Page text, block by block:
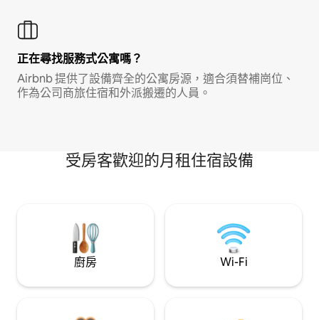
正在尋找服務式公寓嗎？
Airbnb 提供了設備齊全的公寓房源，適合須替補崗位、
作為公司商旅住宿和外派搬遷的人員。
受房客歡迎的月租住宿設備
廚房 Wi-Fi